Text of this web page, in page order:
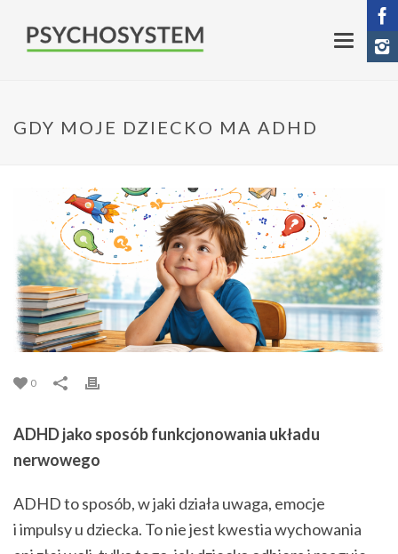
GDY MOJE DZIECKO MA ADHD
0
ADHD jako sposób funkcjonowania układu
nerwowego
ADHD to sposób, w jaki działa uwaga, emocje
i impulsy u dziecka. To nie jest kwestia wychowania